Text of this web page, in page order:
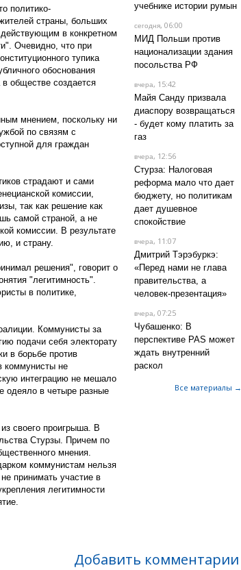
политико-
страны, больших
в конкретном
Очевидно, что при
тупика
обоснования
обществе создается
мнением, поскольку ни
по связям с
для граждан
страдают и сами
комиссии,
так как решение как
самой страной, а не
комиссии. В результате
и страну.
решения", говорит о
"легитимность".
в политике,
Коммунисты за
подачи себя электорату
в борьбе против
коммунисты не
интеграцию не мешало
одеяло в четыре разные
своего проигрыша. В
Стурзы. Причем по
мнения.
коммунистам нельзя
принимать участие в
легитимности
учебнике истории румын
сегодня, 06:00
МИД Польши против
национализации здания
посольства РФ
вчера, 15:42
Майя Санду призвала
диаспору возвращаться
- будет кому платить за
газ
вчера, 12:56
Стурза: Налоговая
реформа мало что дает
бюджету, но политикам
дает душевное
спокойствие
вчера, 11:07
Дмитрий Тэрэбуркэ:
«Перед нами не глава
правительства, а
человек-презентация»
вчера, 07:25
Чубашенко: В
перспективе PAS может
ждать внутренний
раскол
Все материалы →
Добавить комментарии